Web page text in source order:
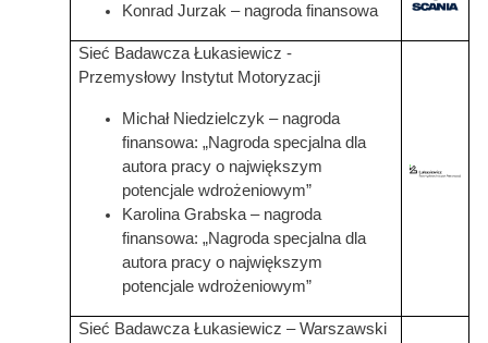
Konrad Jurzak – nagroda finansowa
Sieć Badawcza Łukasiewicz -
Przemysłowy Instytut Motoryzacji
Michał Niedzielczyk – nagroda
finansowa: „Nagroda specjalna dla
autora pracy o największym
potencjale wdrożeniowym”
Karolina Grabska – nagroda
finansowa: „Nagroda specjalna dla
autora pracy o największym
potencjale wdrożeniowym”
Grafika
Sieć Badawcza Łukasiewicz – Warszawski